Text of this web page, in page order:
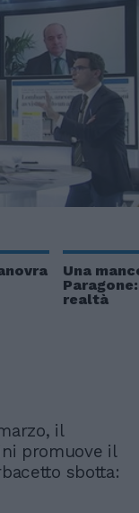
Una
realtà
il
promuove il
sbotta: